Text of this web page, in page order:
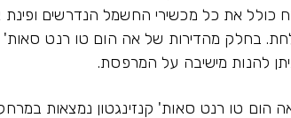
כולל את כל מכשירי החשמל הנדרשים